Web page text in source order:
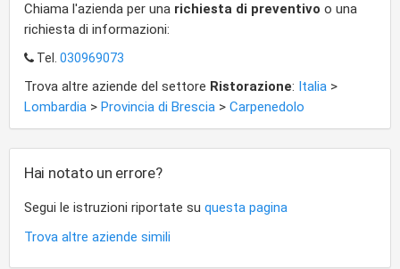
Chiama l'azienda per una richiesta di preventivo o una
richiesta di informazioni:
Tel. 030969073
Trova altre aziende del settore Ristorazione: Italia >
Lombardia > Provincia di Brescia > Carpenedolo
Hai notato un errore?
Segui le istruzioni riportate su questa pagina
Trova altre aziende simili